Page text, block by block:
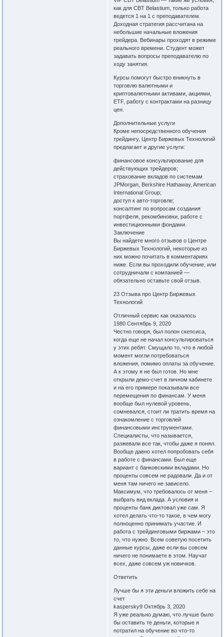
как для CBT Belastium, только работа
ведется 1 на 1 с преподавателем.
Доходная стратегия рассчитана на
небольшие начальные вложения
трейдера. Вебинары проходят в режиме
реального времени. Студент может
задавать вопросы преподавателю по
ходу занятия.
Курсы помогут быстро вникнуть в
торговлю валютными и
криптовалютными активами, акциями,
ETF, работу с контрактами на разницу
цен.
Дополнительные услуги
Кроме непосредственного обучения
трейдингу, Центр Биржевых Технологий
предлагает и другие услуги:
финансовое консультирование для
действующих трейдеров;
страхование вкладов по системам
JPMorgan, Berkshire Hathaway, American
International Group;
доступ к авто-торговле;
консалтинг по вопросам создания
портфеля, рекомбиновки, работе с
инвестиционными фондами.
Заключение
Вы найдете много отзывов о Центре
Биржевых Технологий, некоторые из
них можно почитать в комментариях
ниже. Если вы проходили обучение, или
сотрудничали с компанией —
обязательно оставьте свой отзыв.
23 Отзыва про Центр Биржевых
Технологий
Отличный сервис как оказалось
1980 Сентябрь 9, 2020
Честно говоря, был полон скепсиса,
когда еще не начал консультироваться
у этих ребят. Смущало то, что в любой
момент могли потребоваться
вложения, помимо оплаты за обучение.
А к этому я не был готов. Но мне
открыли демо-счет в личном кабинете
и на его примере показывали все
перемещения по финансам. У меня
вообще был нулевой уровень,
сомневался, стоит ли тратить время на
ознакомление с торговлей
финансовыми инструментами.
Специалисты, что называется,
разжевали все так, чтобы даже я понял.
Вообще давно хотел попробовать себя
в работе с финансами. Был еще
вариант с банковскими вкладами. Но
проценты совсем не радовали. Да и от
меня там ничего не зависело.
Максимум, что требовалось от меня –
выбрать вид вклада. А условия и
проценты банк диктовал уже сам. Я
хотел делать что-то такое, в чем могу
полноценно принимать участие. И
работа с трейдинговыми биржами – это
то, что нужно. Всем советую посетить
данные курсы, даже если вы совсем
ничего не понимаете в этом. Научат
всех, даже совсем уж новичков.
Ответить
Лучше бы я эти деньги вложить себе на
счет
kaspersky9 Октябрь 3, 2020
Я уже реально думаю, что лучше было
бы оставить те деньги, которые я
потратил на обучение во что-то